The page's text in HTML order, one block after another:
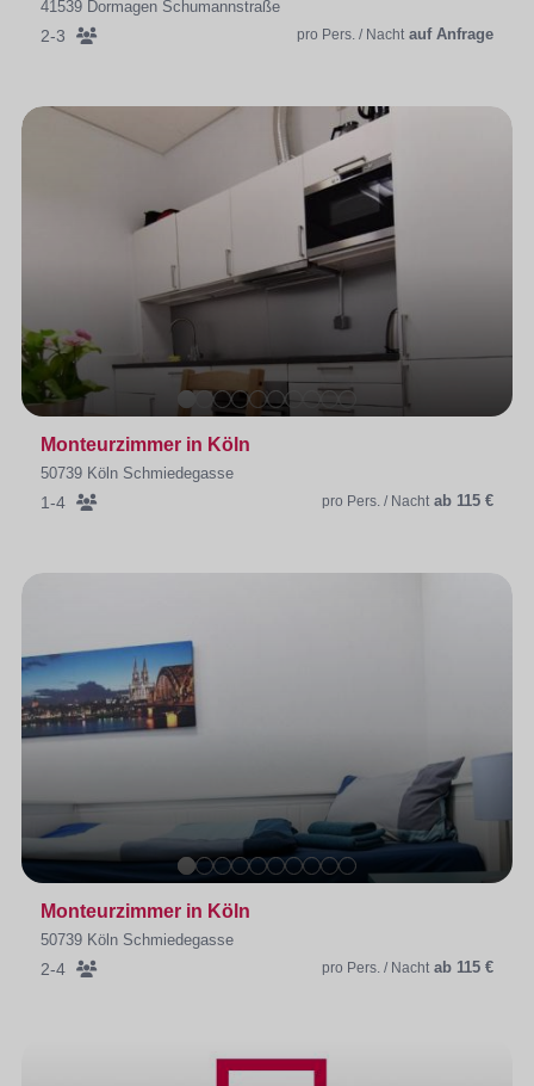
41539 Dormagen Schumannstraße
2-3 pro Pers. / Nacht auf Anfrage
Monteurzimmer in Köln
50739 Köln Schmiedegasse
1-4 pro Pers. / Nacht ab 115 €
Monteurzimmer in Köln
50739 Köln Schmiedegasse
2-4 pro Pers. / Nacht ab 115 €